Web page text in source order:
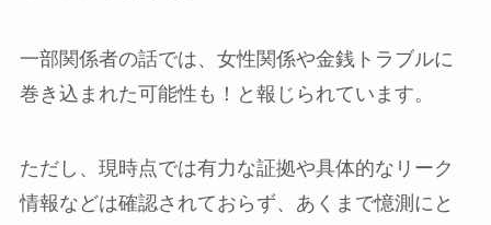
一部関係者の話では、女性関係や金銭トラブルに
巻き込まれた可能性も！と報じられています。
ただし、現時点では有力な証拠や具体的なリーク
情報などは確認されておらず、あくまで憶測にと